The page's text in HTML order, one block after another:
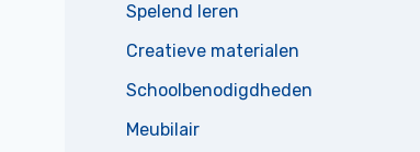
Spelend leren
Creatieve materialen
Schoolbenodigdheden
Meubilair